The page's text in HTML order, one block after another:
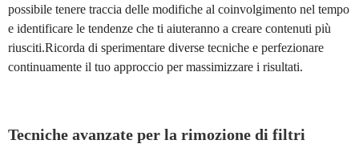
possibile tenere traccia delle modifiche al coinvolgimento nel tempo
e identificare le tendenze che ti aiuteranno a creare contenuti più
riusciti.Ricorda di sperimentare diverse tecniche e perfezionare
continuamente il tuo approccio per massimizzare i risultati.
Tecniche avanzate per la rimozione di filtri